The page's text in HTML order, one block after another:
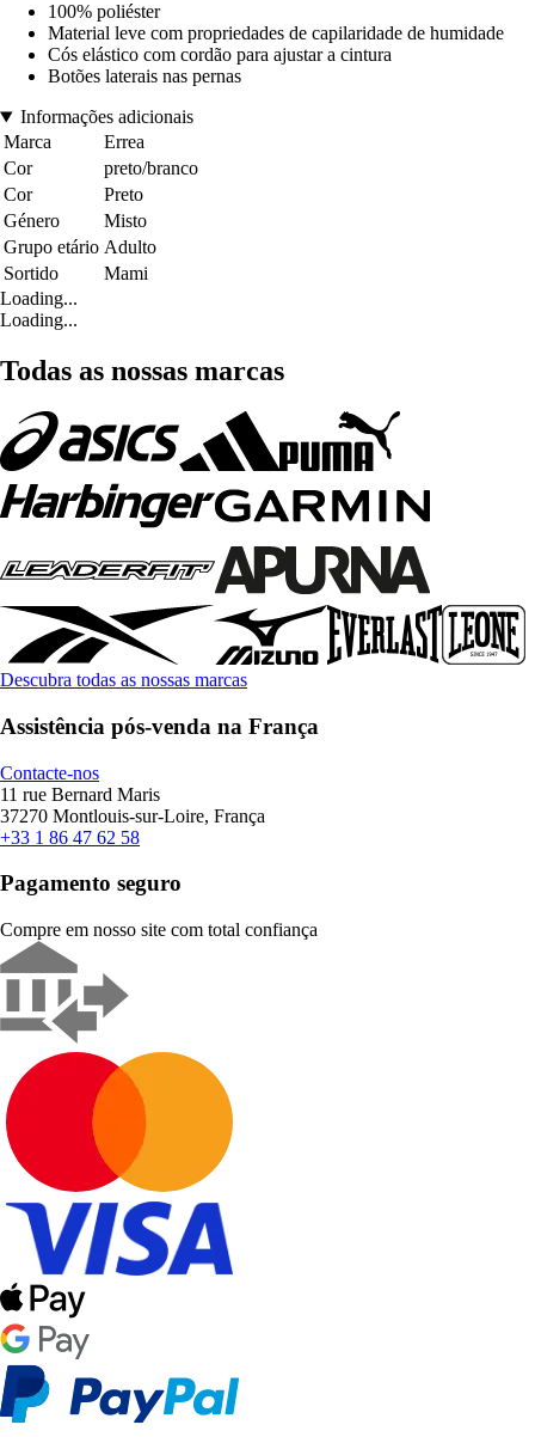
100% poliéster
Material leve com propriedades de capilaridade de humidade
Cós elástico com cordão para ajustar a cintura
Botões laterais nas pernas
Informações adicionais
Marca
Errea
Cor
preto/branco
Cor
Preto
Género
Misto
Grupo etário Adulto
Sortido
Mami
Loading...
Loading...
Todas as nossas marcas
Descubra todas as nossas marcas
Assistência pós-venda na França
Contacte-nos
11 rue Bernard Maris
37270 Montlouis-sur-Loire, França
+33 1 86 47 62 58
Pagamento seguro
Compre em nosso site com total confiança